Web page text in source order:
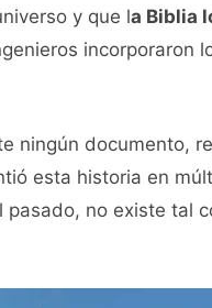
y que la Biblia
incorporaron
ningún documento,
esta historia en
no existe tal